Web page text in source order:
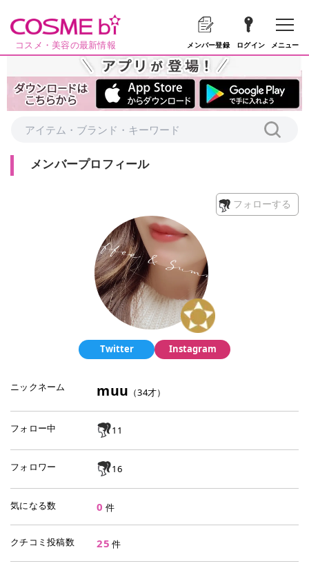
コスメ・美容の最新情報 メンバー登録 ログイン メニュー
メンバープロフィール
フォローする
Twitter Instagram
ニックネーム muu （34才）
フォロー中 11
フォロワー 16
気になる数 0 件
クチコミ投稿数 25 件